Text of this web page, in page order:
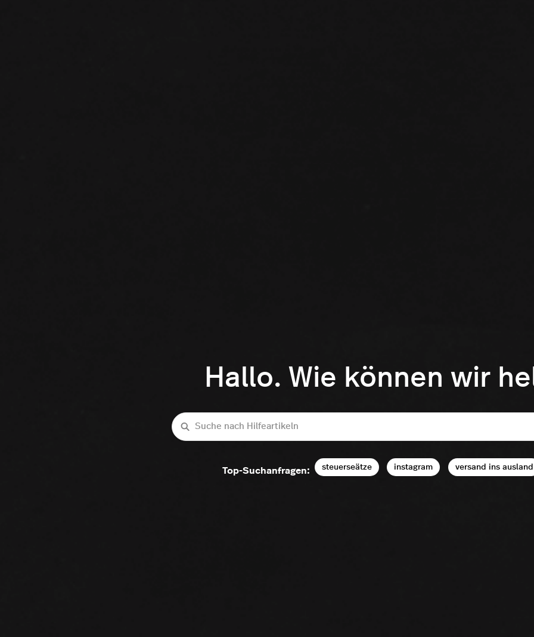
Hallo. Wie können wir
Suche
Top-Suchanfragen: steuerseätze instagram versand ins ausland